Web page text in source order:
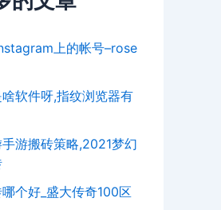
上的帐号–rose
软件呀,指纹浏览器有
游搬砖策略,2021梦幻
个好_盛大传奇100区